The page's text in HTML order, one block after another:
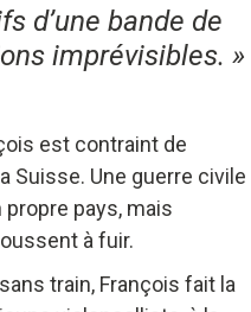
d’une bande de
imprévisibles. »
est contraint de
Suisse. Une guerre civile
pays, mais
à fuir.
train, François fait la